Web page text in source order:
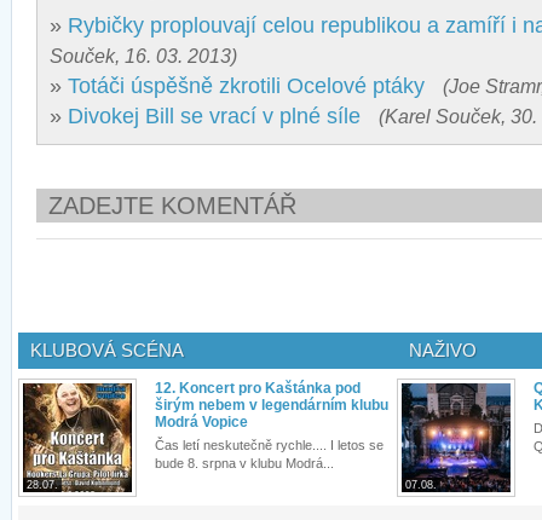
» Rybičky proplouvají celou republikou a zamíří i
Souček, 16. 03. 2013)
» Totáči úspěšně zkrotili Ocelové ptáky (Joe
» Divokej Bill se vrací v plné síle (Karel Souček, 30.
ZADEJTE KOMENTÁŘ
KLUBOVÁ SCÉNA
28.07.
12. Koncert pro Kaštánka pod
širým nebem v legendárním klubu
Modrá Vopice
Čas letí neskutečně rychle.... I letos se
bude 8. srpna v klubu Modrá...
NAŽIVO
07.08.